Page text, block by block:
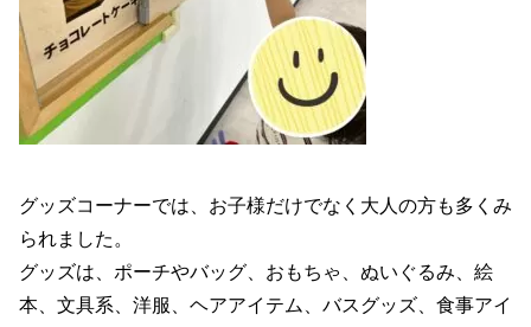
グッズコーナーでは、お子様だけでなく大人の方も多くみ
られました。
グッズは、ポーチやバッグ、おもちゃ、ぬいぐるみ、絵
本、文具系、洋服、ヘアアイテム、バスグッズ、食事アイ